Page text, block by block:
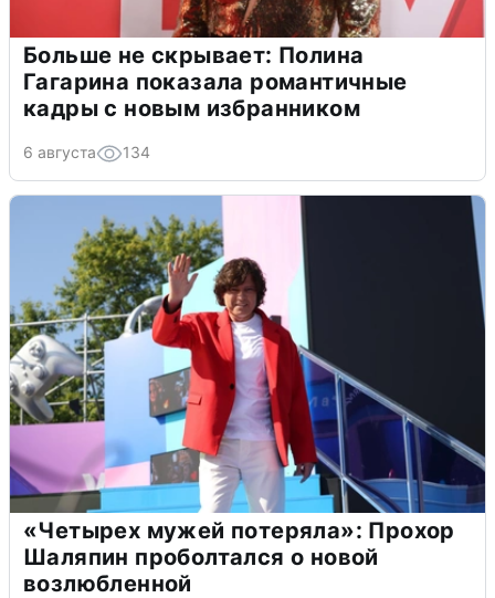
Больше не скрывает: Полина
Гагарина показала романтичные
кадры с новым избранником
6 августа 134
«Четырех мужей потеряла»: Прохор
Шаляпин проболтался о новой
возлюбленной